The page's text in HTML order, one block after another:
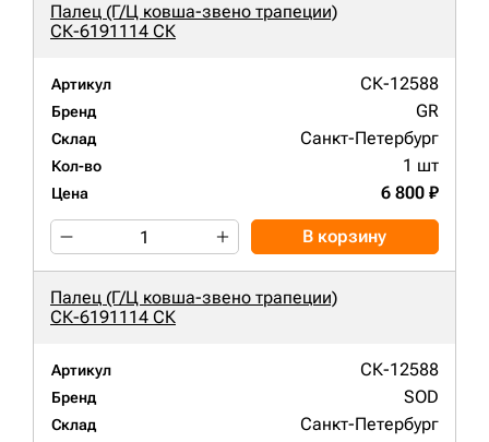
Палец (Г/Ц ковша-звено трапеции)
СК-6191114 СК
Артикул СК-12588
Бренд GR
Склад Санкт-Петербург
Кол-во 1 шт
Цена 6 800 ₽
В корзину
Палец (Г/Ц ковша-звено трапеции)
СК-6191114 СК
Артикул СК-12588
Бренд SOD
Склад Санкт-Петербург